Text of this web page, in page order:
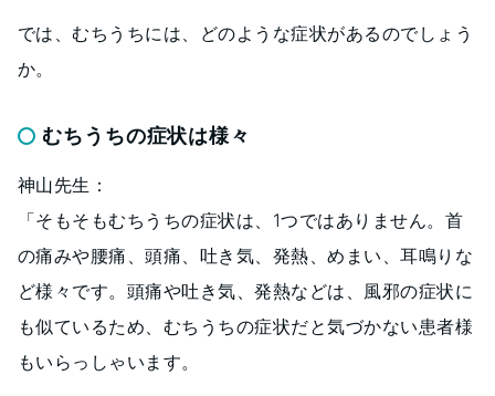
では、むちうちには、どのような症状があるのでしょう
か。
むちうちの症状は様々
神山先生：
「そもそもむちうちの症状は、1つではありません。首
の痛みや腰痛、頭痛、吐き気、発熱、めまい、耳鳴りな
ど様々です。頭痛や吐き気、発熱などは、風邪の症状に
も似ているため、むちうちの症状だと気づかない患者様
もいらっしゃいます。